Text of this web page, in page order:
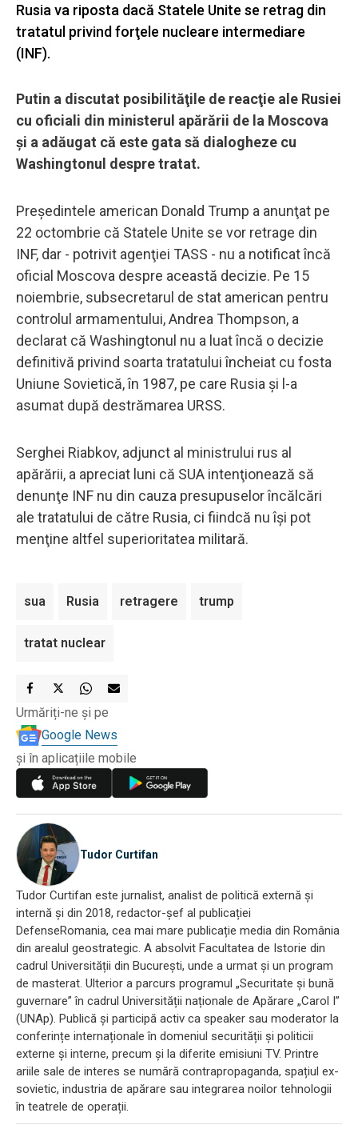
Rusia va riposta dacă Statele Unite se retrag din
tratatul privind forţele nucleare intermediare
(INF).
Putin a discutat posibilităţile de reacţie ale Rusiei
cu oficiali din ministerul apărării de la Moscova
şi a adăugat că este gata să dialogheze cu
Washingtonul despre tratat.
Preşedintele american Donald Trump a anunţat pe
22 octombrie că Statele Unite se vor retrage din
INF, dar - potrivit agenţiei TASS - nu a notificat încă
oficial Moscova despre această decizie. Pe 15
noiembrie, subsecretarul de stat american pentru
controlul armamentului, Andrea Thompson, a
declarat că Washingtonul nu a luat încă o decizie
definitivă privind soarta tratatului încheiat cu fosta
Uniune Sovietică, în 1987, pe care Rusia şi l-a
asumat după destrămarea URSS.
Serghei Riabkov, adjunct al ministrului rus al
apărării, a apreciat luni că SUA intenţionează să
denunţe INF nu din cauza presupuselor încălcări
ale tratatului de către Rusia, ci fiindcă nu îşi pot
menţine altfel superioritatea militară.
sua Rusia retragere trump
tratat nuclear
Urmăriți-ne și pe
Google News
și în aplicațiile mobile
Tudor Curtifan
Tudor Curtifan este jurnalist, analist de politică externă și
internă și din 2018, redactor-șef al publicației
DefenseRomania, cea mai mare publicație media din România
din arealul geostrategic. A absolvit Facultatea de Istorie din
cadrul Universității din București, unde a urmat și un program
de masterat. Ulterior a parcurs programul „Securitate și bună
guvernare” în cadrul Universității naționale de Apărare „Carol I”
(UNAp). Publică și participă activ ca speaker sau moderator la
conferințe internaționale în domeniul securității și politicii
externe și interne, precum și la diferite emisiuni TV. Printre
ariile sale de interes se numără contrapropaganda, spațiul ex-
sovietic, industria de apărare sau integrarea noilor tehnologii
în teatrele de operații.